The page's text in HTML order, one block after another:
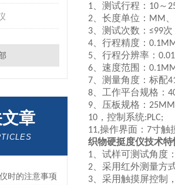
章
时的注意事项
1 、测试行程： 10～2
2 、长度单位： MM
3 、测试次数： ≤99次
4 、行程精度：
5 、行程分辨率：
6 、速度范围：
7 、测量角度： 标配
8 、工作平台规格：
9 、压板规格： 25MM
10 ，控制系统:PLC;
11,操作界面： 7寸触
织物硬挺度仪技术特
1 、试样可测试角度
2 、采用红外测量方
3 、采用触摸屏控制